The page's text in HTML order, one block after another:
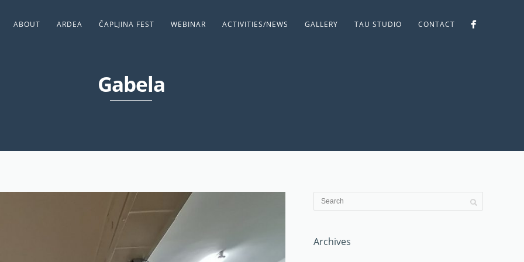
ABOUT ARDEA ČAPLJINA FEST WEBINAR ACTIVITIES/NEWS GALLERY TAU STUDIO CONTACT
Gabela
Archives